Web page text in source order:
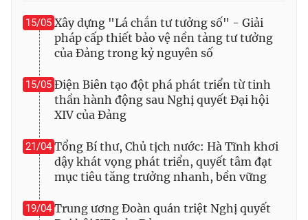
® Cấm sao chép dưới mọi hình thức nếu không có sự chấp
thuận bằng văn bản. Ghi rõ nguồn VTV.vn khi phát hành lại
thông tin từ website này.
15/05 Xây dựng "Lá chắn tư tưởng số" - Giải
pháp cấp thiết bảo vệ nền tảng tư tưởng
của Đảng trong kỷ nguyên số
15/05 Điện Biên tạo đột phá phát triển từ tinh
thần hành động sau Nghị quyết Đại hội
XIV của Đảng
21/04 Tổng Bí thư, Chủ tịch nước: Hà Tĩnh khơi
dậy khát vọng phát triển, quyết tâm đạt
mục tiêu tăng trưởng nhanh, bền vững
19/04 Trung ương Đoàn quán triệt Nghị quyết